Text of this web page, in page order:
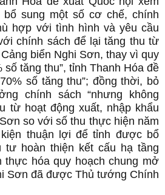
sung một số cơ chế, chính
hợp với tình hình và yêu cầu
chính sách để lại tăng thu từ
biển Nghi Sơn, thay vì quy
số tăng thu”, tỉnh Thanh Hóa đề
số tăng thu”; đồng thời, bỏ
chính sách “nhưng không
từ hoạt động xuất, nhập khẩu
so với số thu thực hiện năm
thuận lợi để tỉnh được bổ
tư hoàn thiện kết cấu hạ tầng
thực hóa quy hoạch chung mở
Sơn đã được Thủ tướng Chính